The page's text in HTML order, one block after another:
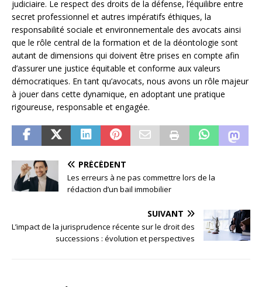
judiciaire. Le respect des droits de la défense, l’équilibre entre
secret professionnel et autres impératifs éthiques, la
responsabilité sociale et environnementale des avocats ainsi
que le rôle central de la formation et de la déontologie sont
autant de dimensions qui doivent être prises en compte afin
d’assurer une justice équitable et conforme aux valeurs
démocratiques. En tant qu’avocats, nous avons un rôle majeur
à jouer dans cette dynamique, en adoptant une pratique
rigoureuse, responsable et engagée.
PRÉCÉDENT
Les erreurs à ne pas commettre lors de la
rédaction d’un bail immobilier
SUIVANT
L’impact de la jurisprudence récente sur le droit des
successions : évolution et perspectives